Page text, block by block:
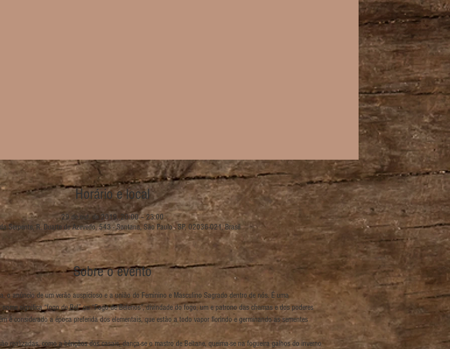
Horário e local
29 de out. de 2019, 20:00 – 23:00
Serpente, R. Duarte de Azevedo, 543 - Santana, São Paulo - SP, 02036-021, Brasil
Sobre o evento
o anúncio de um verão auspicioso e a união do Feminino e Masculino Sagrado dentro de nós. É uma
significa “fogo de Bel” ou “Fogo de Belenos”, divindade do fogo, um e patrono das chamas e dos poderes
é considerado a época preferida dos elementais, que estão a todo vapor florindo e germinando as sementes
realizadas, como a bênçãos dos casais, dança-se o mastro de Beltane, queima-se na fogueira galhos do inverno